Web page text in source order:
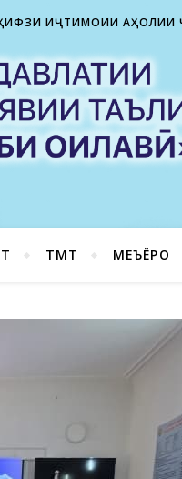
ҲИФЗИ ИҶТИМОИИ
ТМТ МЕЪЁРҲО